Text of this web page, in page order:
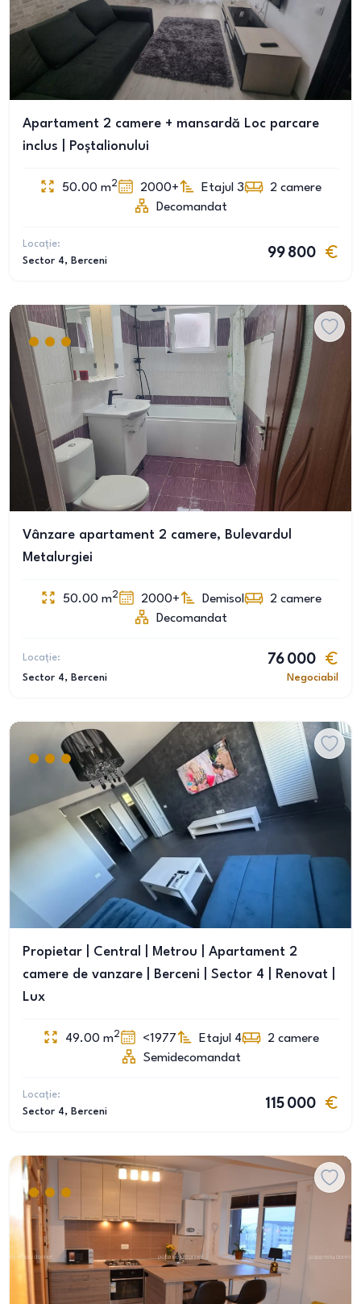
Apartament 2 camere + mansardă Loc parcare
inclus | Poștalionului
50.00 m2 2000+ Etajul 3 2 camere
Decomandat
Locație:
Sector 4, Berceni
99 800
Vânzare apartament 2 camere, Bulevardul
Metalurgiei
50.00 m2 2000+ Demisol 2 camere
Decomandat
Locație:
Sector 4, Berceni
76 000
Negociabil
Propietar | Central | Metrou | Apartament 2
camere de vanzare | Berceni | Sector 4 | Renovat |
Lux
49.00 m2 <1977 Etajul 4 2 camere
Semidecomandat
Locație:
Sector 4, Berceni
115 000